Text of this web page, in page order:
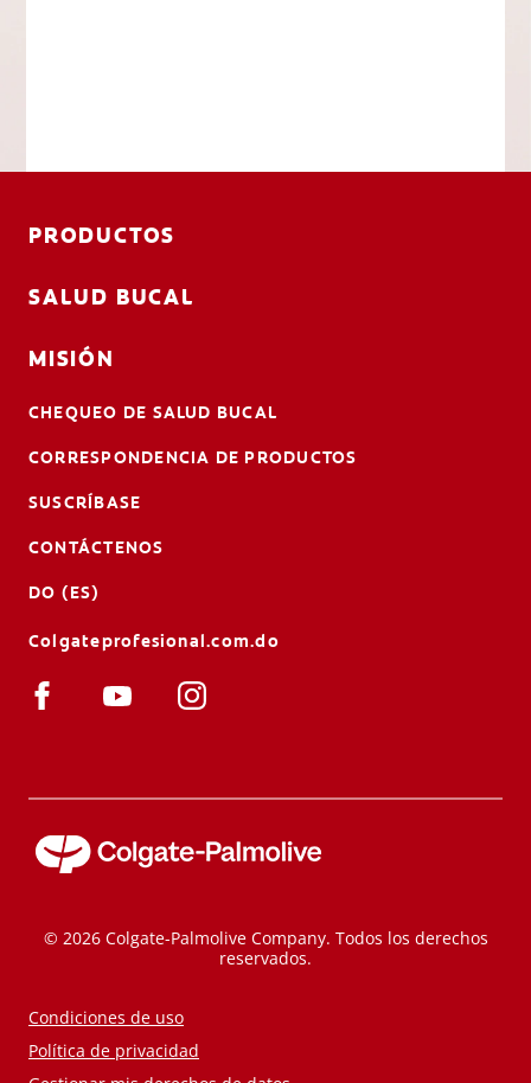
PRODUCTOS
SALUD BUCAL
MISIÓN
CHEQUEO DE SALUD BUCAL
CORRESPONDENCIA DE PRODUCTOS
SUSCRÍBASE
CONTÁCTENOS
DO (ES)
Colgateprofesional.com.do
© 2026 Colgate-Palmolive Company. Todos los derechos
reservados.
Condiciones de uso
Política de privacidad